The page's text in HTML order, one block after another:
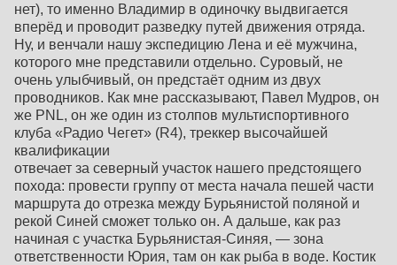
нет), то именно Владимир в одиночку выдвигается
вперёд и проводит разведку путей движения отряда.
Ну, и венчали нашу экспедицию Лена и её мужчина,
которого мне представили отдельно. Суровый, не
очень улыбчивый, он предстаёт одним из двух
проводников. Как мне рассказывают, Павел Мудров, он
же PNL, он же один из столпов мультиспортивного
клуба «Радио Чегет» (R4), треккер высочайшей
квалификации
отвечает за северный участок нашего предстоящего
похода: провести группу от места начала пешей части
маршрута до отрезка между Бурьянистой поляной и
рекой Синей сможет только он. А дальше, как раз
начиная с участка Бурьянистая-Синяя, — зона
ответственности Юрия, там он как рыба в воде. Костик